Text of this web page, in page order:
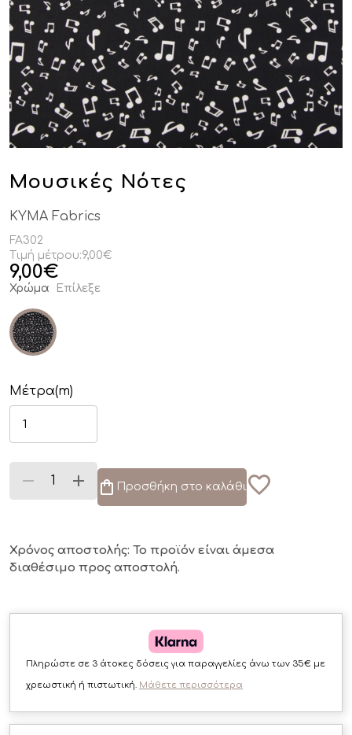
Μουσικές Νότες
KYMA Fabrics
FA302
Τιμή μέτρου:9,00€
9,00€
Χρώμα Επίλεξε
Μέτρα(m)
Προσθήκη στο καλάθι
Χρόνος αποστολής: Το προϊόν είναι άμεσα
διαθέσιμο προς αποστολή.
Πληρώστε σε 3 άτοκες δόσεις για παραγγελίες άνω των 35€ με
χρεωστική ή πιστωτική. Μάθετε περισσότερα